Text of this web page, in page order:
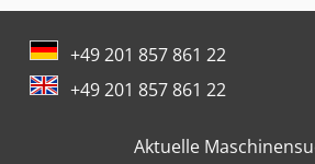
Ep Epl154
Feuerwehr
Hubwagen Manuell
+49 201 857 861 22
+49 201 857 861 22
Aktuelle